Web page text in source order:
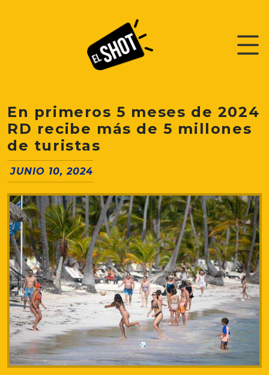
En primeros 5 meses de 2024
RD recibe más de 5 millones
de turistas
JUNIO 10, 2024